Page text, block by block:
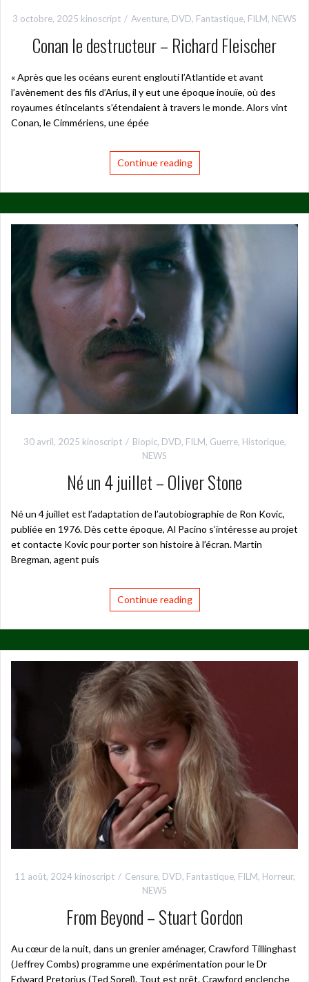
3 octobre, 2025 kinoscript Aventure, DVD, Fantastique, FILM, NEWS
Conan le destructeur – Richard Fleischer
« Après que les océans eurent englouti l’Atlantide et avant
l’avènement des fils d’Arius, il y eut une époque inouïe, où des
royaumes étincelants s’étendaient à travers le monde. Alors vint
Conan, le Cimmériens, une épée
Continue reading
30 avril, 2025 kinoscript Biopic, DVD, FILM, Guerre, Historique,
NEWS
Né un 4 juillet – Oliver Stone
Né un 4 juillet est l’adaptation de l’autobiographie de Ron Kovic,
publiée en 1976. Dès cette époque, Al Pacino s’intéresse au projet
et contacte Kovic pour porter son histoire à l’écran. Martin
Bregman, agent puis
Continue reading
11 août, 2024 kinoscript Censure, DVD, Fantastique, FILM, Horreur,
NEWS
From Beyond – Stuart Gordon
Au cœur de la nuit, dans un grenier aménager, Crawford Tillinghast
(Jeffrey Combs) programme une expérimentation pour le Dr
Edward Pretorius (Ted Sorel). Tout est prêt. Crawford enclenche